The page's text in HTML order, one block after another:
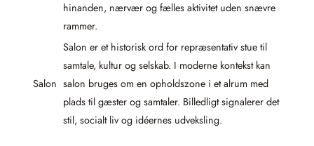
hinanden, nærvær og fælles aktivitet uden snævre
rammer.
Salon
Salon er et historisk ord for repræsentativ stue til
samtale, kultur og selskab. I moderne kontekst kan
salon bruges om en opholdszone i et alrum med
plads til gæster og samtaler. Billedligt signalerer det
stil, socialt liv og idéernes udveksling.